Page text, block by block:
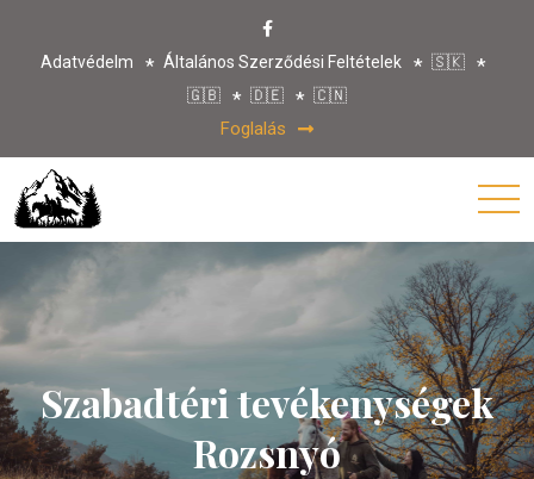
Adatvédelm Általános Szerződési Feltételek
🇸🇰
🇬🇧
🇩🇪 🇨🇳
Foglalás
Szabadtéri tevékenységek
Rozsnyó